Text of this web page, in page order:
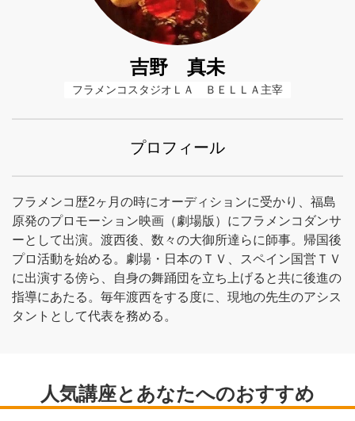
吉野 真未
フラメンコスタジオＬＡ　ＢＥＬＬＡ主宰
プロフィール
フラメンコ歴2ヶ月の時にオーディションに受かり、福島
原発のプロモーション映画（劇場版）にフラメンコダンサ
ーとして出演。渡西後、数々の大御所達らに師事。帰国後
プロ活動を始める。劇場・日本のＴＶ、スペイン国営ＴＶ
に出演する傍ら、自身の舞踊団を立ち上げると共に後進の
指導にあたる。毎年渡西をする度に、現地の先生のアシス
タントとして代表を務める。